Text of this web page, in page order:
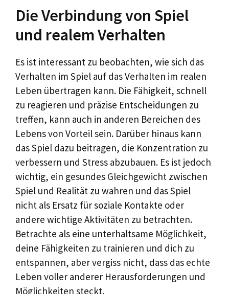
Die Verbindung von Spiel
und realem Verhalten
Es ist interessant zu beobachten, wie sich das
Verhalten im Spiel auf das Verhalten im realen
Leben übertragen kann. Die Fähigkeit, schnell
zu reagieren und präzise Entscheidungen zu
treffen, kann auch in anderen Bereichen des
Lebens von Vorteil sein. Darüber hinaus kann
das Spiel dazu beitragen, die Konzentration zu
verbessern und Stress abzubauen. Es ist jedoch
wichtig, ein gesundes Gleichgewicht zwischen
Spiel und Realität zu wahren und das Spiel
nicht als Ersatz für soziale Kontakte oder
andere wichtige Aktivitäten zu betrachten.
Betrachte als eine unterhaltsame Möglichkeit,
deine Fähigkeiten zu trainieren und dich zu
entspannen, aber vergiss nicht, dass das echte
Leben voller anderer Herausforderungen und
Möglichkeiten steckt.